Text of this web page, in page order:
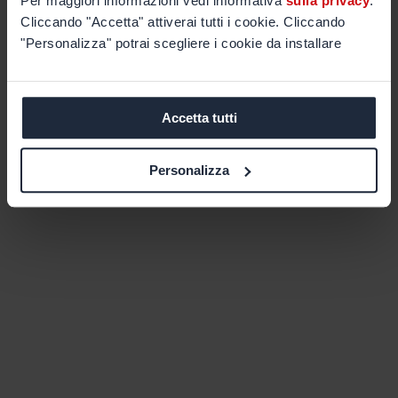
Cliccando "Accetta" attiverai tutti i cookie. Cliccando
"Personalizza" potrai scegliere i cookie da installare
Accetta tutti
Personalizza